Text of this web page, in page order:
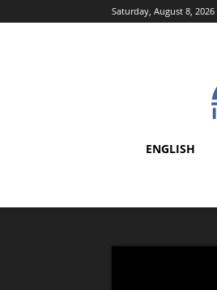
Saturday, August 8, 2026
ENGLISH